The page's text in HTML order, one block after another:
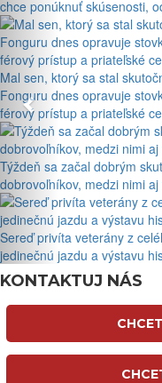
chce ponúknuť skúsenosti,
Mal sen, ktorý sa stal
Fonguru dnes opravuje
férový prístup a priateľské
Týždeň sa začal dobrým
dobrovoľníkov, medzi nimi
Sereď privíta veterány z
jedinečnú jazdu a výstavu
KONTAKTUJ NÁS